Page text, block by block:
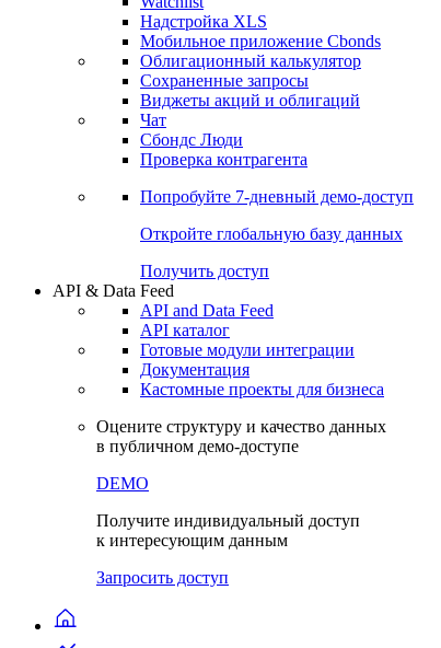
Получить доступ
Инструментарий
Портфель
Watchlist
Надстройка XLS
Мобильное приложение Cbonds
Облигационный калькулятор
Сохраненные запросы
Виджеты акций и облигаций
Чат
Сбондс Люди
Проверка контрагента
Попробуйте7-дневный
Откройте глобальную базу данных
Получить доступ
API & Data Feed
API and Data Feed
API каталог
Документация
Кастомные проекты для бизнеса
Оцените структуру и качество данных
в публичном демо-доступе
DEMO
Получите индивидуальный доступ